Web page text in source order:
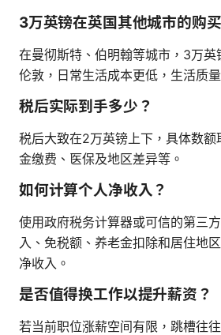
3万英镑在英国其他城市的购
在曼彻斯特、伯明翰等城市，3万
伦敦，日常生活成本更低，生活质
税后实际到手多少？
税后大致在2万英镑上下，具体数
金缴费、医保及地区差异等。
如何计算个人净收入？
使用政府税务计算器或可信的第三
入、免税额、养老金扣除和居住地
净收入。
是否值得换工作以提升薪资？
若当前职位涨薪空间有限，跳槽往